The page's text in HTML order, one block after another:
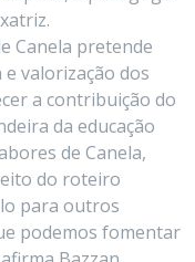
Canela pretende
valorização dos
a contribuição do
da educação
de Canela,
do roteiro
para outros
podemos fomentar